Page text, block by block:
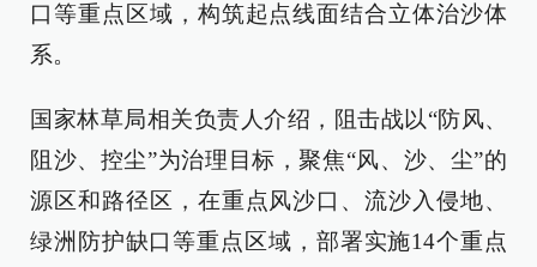
口等重点区域，构筑起点线面结合立体治沙体
系。
国家林草局相关负责人介绍，阻击战以“防风、
阻沙、控尘”为治理目标，聚焦“风、沙、尘”的
源区和路径区，在重点风沙口、流沙入侵地、
绿洲防护缺口等重点区域，部署实施14个重点